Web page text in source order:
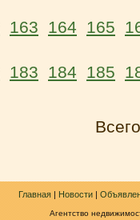
163 164 165
183 184 185
Главная|Новости|
Агентство